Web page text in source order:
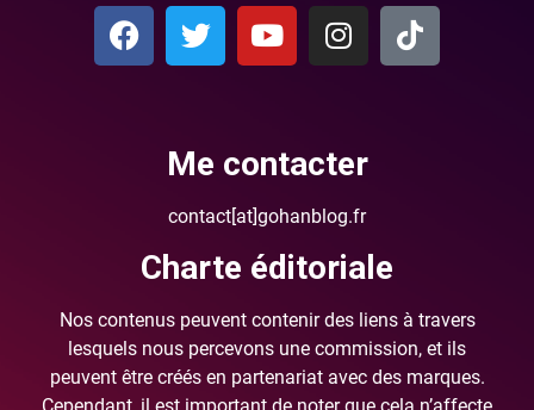
Me contacter
contact[at]gohanblog.fr
Charte éditoriale
Nos contenus peuvent contenir des liens à travers
lesquels nous percevons une commission, et ils
peuvent être créés en partenariat avec des marques.